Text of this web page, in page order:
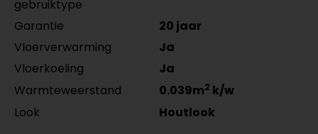
gebruiktype
Garantie
20 jaar
Vloerverwarming
Ja
Vloerkoeling
Ja
Warmteweerstand
0.039m2 k/w
Look
Houtlook